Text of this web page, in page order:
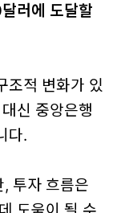
러에 도달할
조적 변화가 있
신 중앙은행
다.
투자 흐름은